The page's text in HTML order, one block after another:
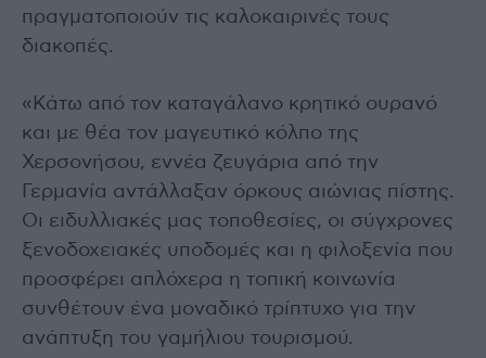
πραγματοποιούν τις καλοκαιρινές τους
διακοπές.
«Κάτω από τον καταγάλανο κρητικό ουρανό
και με θέα τον μαγευτικό κόλπο της
Χερσονήσου, εννέα ζευγάρια από την
Γερμανία αντάλλαξαν όρκους αιώνιας πίστης.
Οι ειδυλλιακές μας τοποθεσίες, οι σύγχρονες
ξενοδοχειακές υποδομές και η φιλοξενία που
προσφέρει απλόχερα η τοπική κοινωνία
συνθέτουν ένα μοναδικό τρίπτυχο για την
ανάπτυξη του γαμήλιου τουρισμού.